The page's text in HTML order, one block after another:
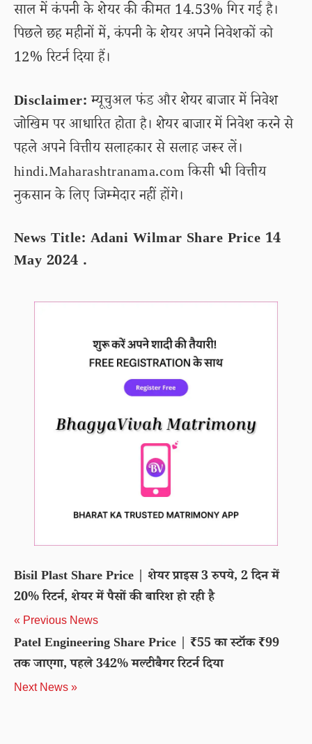
साल में कंपनी के शेयर की कीमत 14.53% गिर गई है।
पिछले छह महीनों में, कंपनी के शेयर अपने निवेशकों को
12% रिटर्न दिया हैं।
Disclaimer:म्यूचुअल फंड और शेयर बाजार में निवेश
जोखिम पर आधारित होता है। शेयर बाजार में निवेश करने से
पहले अपने वित्तीय सलाहकार से सलाह जरूर लें।
hindi.Maharashtranama.com किसी भी वित्तीय
नुकसान के लिए जिम्मेदार नहीं होंगे।
News Title: Adani Wilmar Share Price 14
May 2024 .
Bisil Plast Share Price | शेयर प्राइस 3 रुपये, 2 दिन में
20% रिटर्न, शेयर में पैसों की बारिश हो रही है
« Previous News
Patel Engineering Share Price | ₹55 का स्टॉक ₹99
तक जाएगा, पहले 342% मल्टीबैगर रिटर्न दिया
Next News »